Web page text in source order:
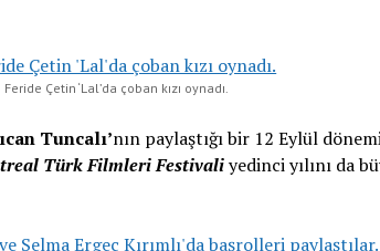
Feride Çetin ‘Lal’da çoban kızı oynadı.
Tuncalı’nın paylaştığı bir 12 Eylül
Türk Filmleri Festivaliyedinci yılını da